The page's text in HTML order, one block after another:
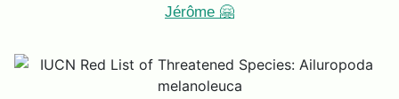
Jérôme 🤗